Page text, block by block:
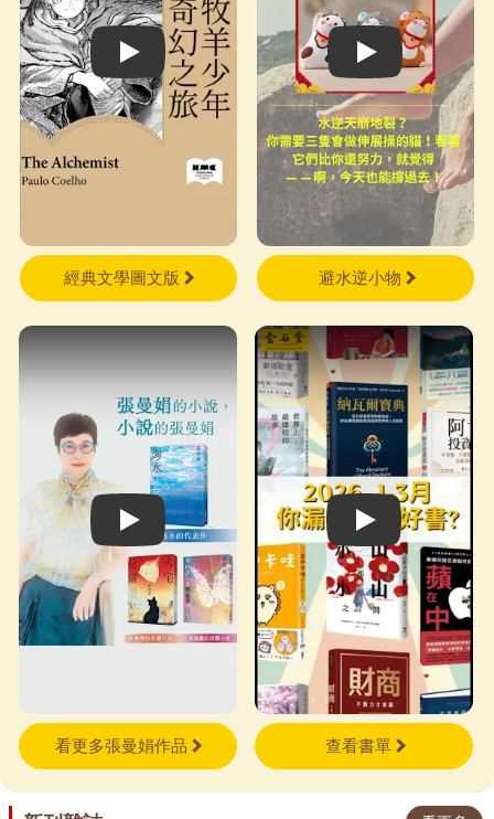
些最艱難、最孤單的時刻，地上
都只有一對腳印。他問上帝：
「那時候祢在哪裡？」上帝回
答：「那時候是我背著你走。」
也有一種有人陪伴、不孤單的感
覺。從學著坦誠「我可能錯
了」，到願意在日常的磨合與掙
扎中慢慢「張開手」，如果你也
感覺孤單、疲乏、覺得自己塞滿
太多的「應該」，不妨隨機翻開
著你一次次練習張開手。也許，
就從今天開始，有意識地把手張
開一次。
Play video
經典文學圖文版
Play video
避水逆小物
Play video
看更多張曼娟作品
Play video
查看書單